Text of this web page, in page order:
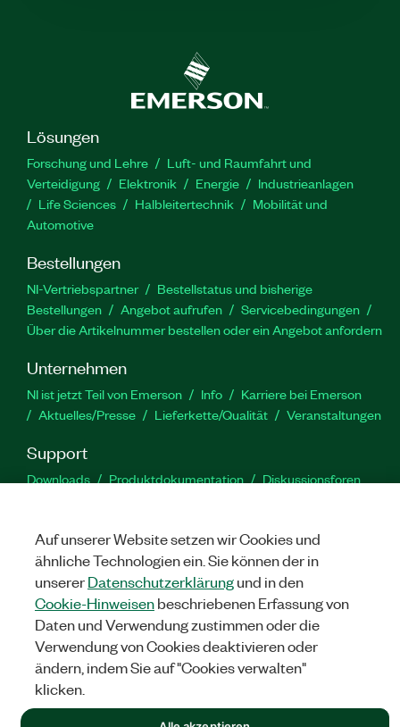
Lösungen
Forschung und Lehre
Luft- und Raumfahrt und
Verteidigung
Elektronik Energie
Industrieanlagen
Life Sciences
Halbleitertechnik
Mobilität und
Automotive
Bestellungen
NI-Vertriebspartner
Bestellstatus und bisherige
Bestellungen
Angebot aufrufen
Servicebedingungen
Über die Artikelnummer bestellen oder ein Angebot anfordern
Unternehmen
NI ist jetzt Teil von Emerson Info
Karriere bei Emerson
Aktuelles/Presse
Lieferkette/Qualität Veranstaltungen
Support
Downloads Produktdokumentation
Diskussionsforen
RECHTLICHE HINWEISE
verwalten
©NATIONAL INSTRUMENTS CORP. ALLE RECHTE VORBEHALTEN.
Auf unserer Website setzen wir Cookies und
ähnliche Technologien ein. Sie können der in
unsererDatenschutzerklärungund in den
Cookie-Hinweisenbeschriebenen Erfassung von
Daten und Verwendung zustimmen oder die
Verwendung von Cookies deaktivieren oder
ändern, indem Sie auf "Cookies verwalten"
klicken.